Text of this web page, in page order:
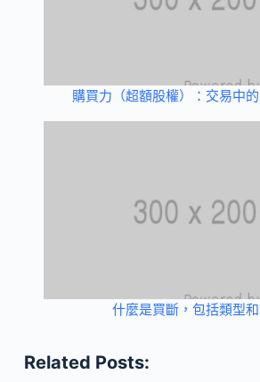
購買力（超額股權）：交易中
什麼是買斷，包括類型
Related Posts: